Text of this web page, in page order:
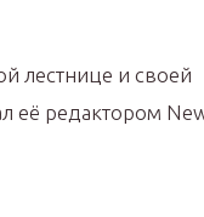
лестнице и своей
её редактором